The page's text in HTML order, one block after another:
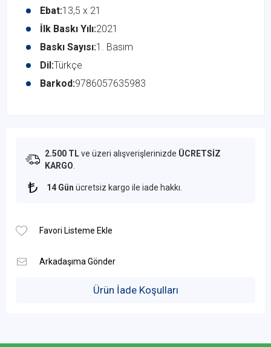
Ebat:13,5 x 21
İlk Baskı Yılı:2021
Baskı Sayısı:1. Basım
Dil:Türkçe
Barkod:9786057635983
2.500 TLve üzeri alışverişlerinizde ÜCRETSİZ
KARGO
14 Gün ücretsiz kargo ile iade hakkı.
Ürün İade Koşulları